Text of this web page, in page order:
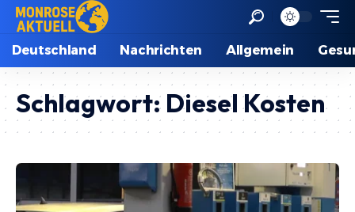
Deutschland Nachrichten Allgemein
Schlagwort: Diesel Kosten